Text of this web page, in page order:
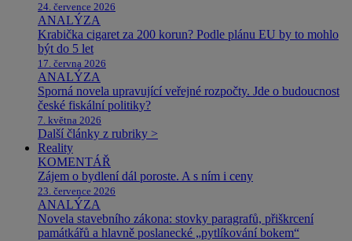
24. července 2026
ANALÝZA
Krabička cigaret za 200 korun? Podle plánu EU by to mohlo
být do 5 let
17. června 2026
ANALÝZA
Sporná novela upravující veřejné rozpočty. Jde o budoucnost
české fiskální politiky?
7. května 2026
Další články z rubriky >
Reality
KOMENTÁŘ
Zájem o bydlení dál poroste. A s ním i ceny
23. července 2026
ANALÝZA
Novela stavebního zákona: stovky paragrafů, přiškrcení
památkářů a hlavně poslanecké „pytlíkování bokem“